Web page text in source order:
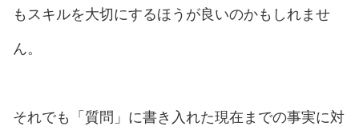
もスキルを大切にするほうが良いのかもしれませ
ん。
それでも「質問」に書き入れた現在までの事実に対